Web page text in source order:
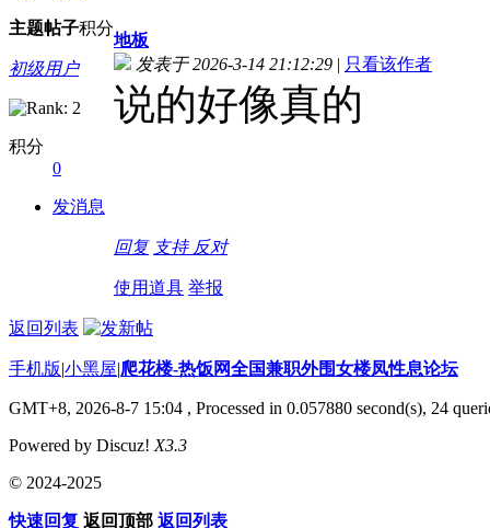
主题帖子积分
初级用户
积分
0
发消息
地板
发表于 2026-3-14 21:12:29 | 只看该作者
说的好像真的
回复 支持 反对
使用道具 举报
返回列表
手机版|小黑屋|爬花楼-热饭网全国兼职外围女楼凤性息论坛
GMT+8, 2026-8-7 15:04 , Processed in 0.057880 second(s), 24
Powered by Discuz! X3.3
© 2024-2025
快速回复 返回顶部 返回列表